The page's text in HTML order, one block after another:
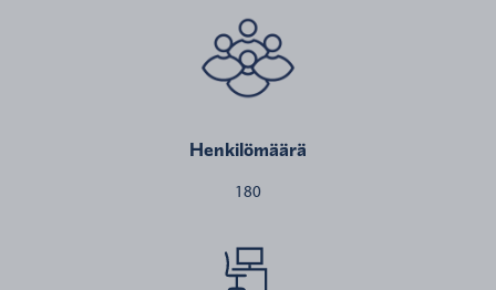
Henkilömäärä
180